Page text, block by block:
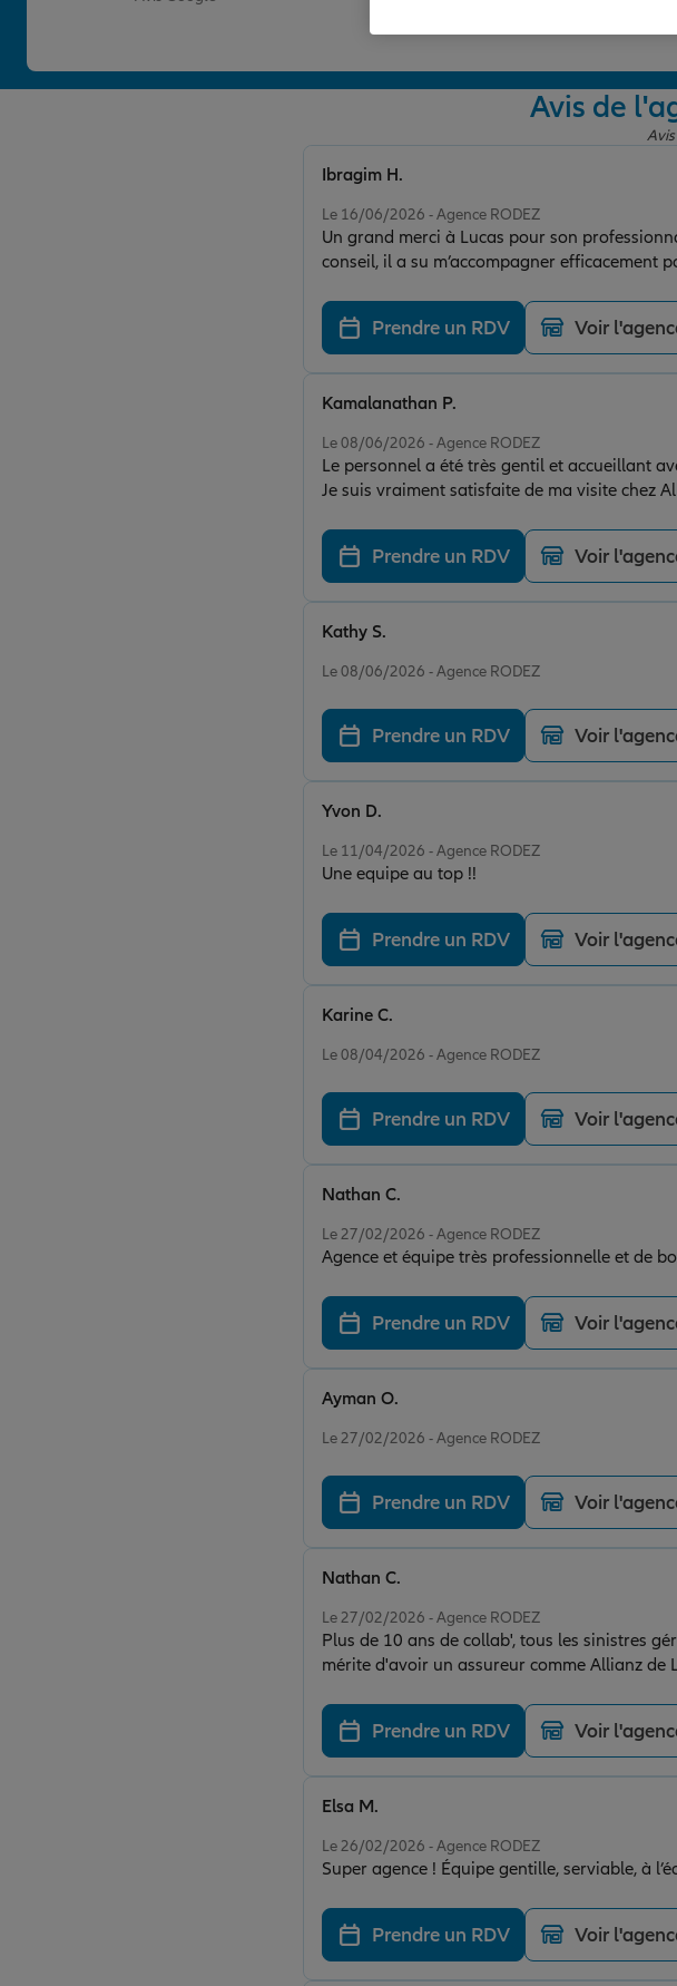
Avis de
Le 16/06/2026 - Agence RODEZ
Un grand merci à Lucas pour son
conseil, il a su m’accompagner efficacement
yeux fermés ! 👏🚗😊
Ibragim H.
Prendre un RDV Voir
Le 08/06/2026 - Agence RODEZ
Le personnel a été très gentil et accueillant
Je suis vraiment satisfaite de ma visite chez
Kamalanathan P.
Prendre un RDV Voir
Le 08/06/2026 - Agence RODEZ
Kathy S.
Prendre un RDV Voir
Le 11/04/2026 - Agence RODEZ
Une equipe au top !!
Yvon D.
Prendre un RDV Voir
Le 08/04/2026 - Agence RODEZ
Karine C.
Prendre un RDV Voir
Le 27/02/2026 - Agence RODEZ
Agence et équipe très professionnelle et de
Nathan C.
Prendre un RDV Voir
Le 27/02/2026 - Agence RODEZ
Ayman O.
Prendre un RDV Voir
Le 27/02/2026 - Agence RODEZ
Plus de 10 ans de collab', tous les sinistres
mérite d'avoir un assureur comme Allianz de
Nathan C.
Prendre un RDV Voir
Le 26/02/2026 - Agence RODEZ
Super agence ! Équipe gentille, serviable, à
Elsa M.
Prendre un RDV Voir